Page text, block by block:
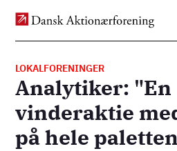
Gå
til
hovedindhold
LOKALFORENINGER
Analytiker: "En
vinderaktie
på hele